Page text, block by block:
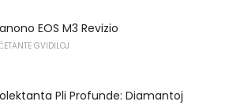
EOS M3 Revizio
GVIDILOJ
Pli Profunde: Diamantoj